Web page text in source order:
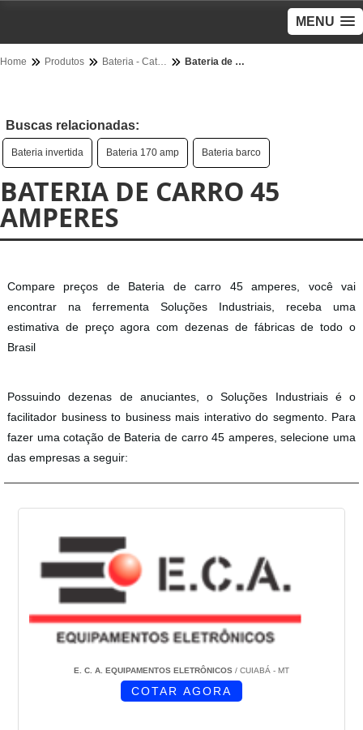
MENU
Home Produtos Bateria - Categoria Bateria de carro 45 amperes
Buscas relacionadas:
Bateria invertida Bateria 170 amp Bateria barco
BATERIA DE CARRO 45
AMPERES
Compare preços de Bateria de carro 45 amperes, você vai
encontrar na ferrementa Soluções Industriais, receba uma
estimativa de preço agora com dezenas de fábricas de todo o
Brasil
Possuindo dezenas de anuciantes, o Soluções Industriais é o
facilitador business to business mais interativo do segmento. Para
fazer uma cotação de Bateria de carro 45 amperes, selecione uma
das empresas a seguir:
E. C. A. EQUIPAMENTOS ELETRÔNICOS / CUIABÁ - MT
COTAR AGORA